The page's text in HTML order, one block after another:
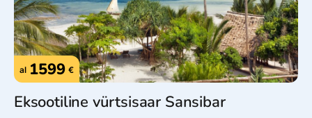
al 1599 €
Eksootiline vürtsisaar Sansibar